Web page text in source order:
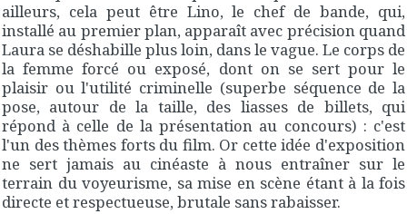
ailleurs, cela peut être Lino, le chef de bande, qui,
installé au premier plan, apparaît avec précision quand
Laura se déshabille plus loin, dans le vague. Le corps de
la femme forcé ou exposé, dont on se sert pour le
plaisir ou l'utilité criminelle (superbe séquence de la
pose, autour de la taille, des liasses de billets, qui
répond à celle de la présentation au concours) : c'est
l'un des thèmes forts du film. Or cette idée d'exposition
ne sert jamais au cinéaste à nous entraîner sur le
terrain du voyeurisme, sa mise en scène étant à la fois
directe et respectueuse, brutale sans rabaisser.